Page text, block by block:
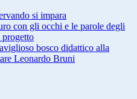
si impara
con gli occhi e le parole degli
bosco didattico alla
Leonardo Bruni